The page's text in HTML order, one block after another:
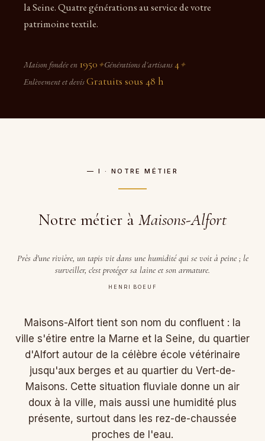
la Seine. Quatre générations au service de votre
patrimoine textile.
Maison fondée en 1950 ✦Générations d'artisans4✦
Enlèvement et devisGratuits sous 48 h
— I · NOTRE MÉTIER
Notre métier à Maisons-Alfort
Près d'une rivière, un tapis vit dans une humidité qui se voit à peine ; le
surveiller, c'est protéger sa laine et son armature.
HENRI BOEUF
Maisons-Alfort tient son nom du confluent : la
ville s'étire entre la Marne et la Seine, du quartier
d'Alfort autour de la célèbre école vétérinaire
jusqu'aux berges et au quartier du Vert-de-
Maisons. Cette situation fluviale donne un air
doux à la ville, mais aussi une humidité plus
présente, surtout dans les rez-de-chaussée
proches de l'eau.